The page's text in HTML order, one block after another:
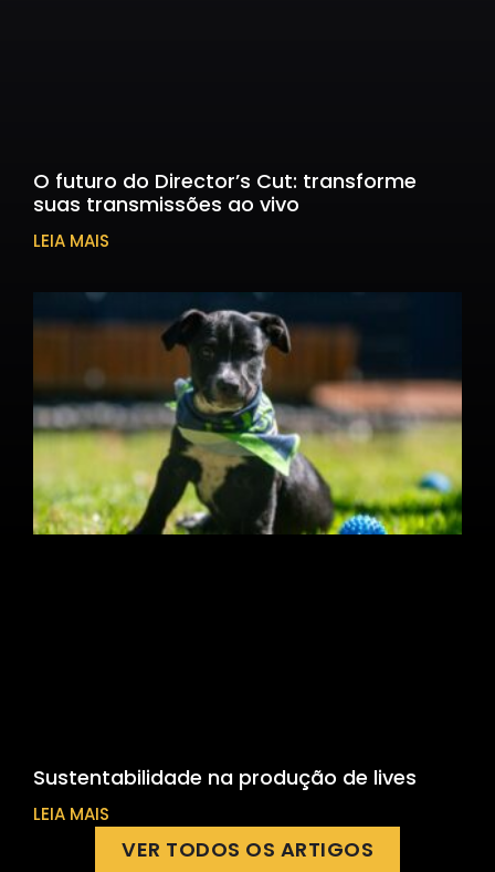
O futuro do Director’s Cut: transforme
suas transmissões ao vivo
LEIA MAIS
Sustentabilidade na produção de lives
LEIA MAIS
VER TODOS OS ARTIGOS